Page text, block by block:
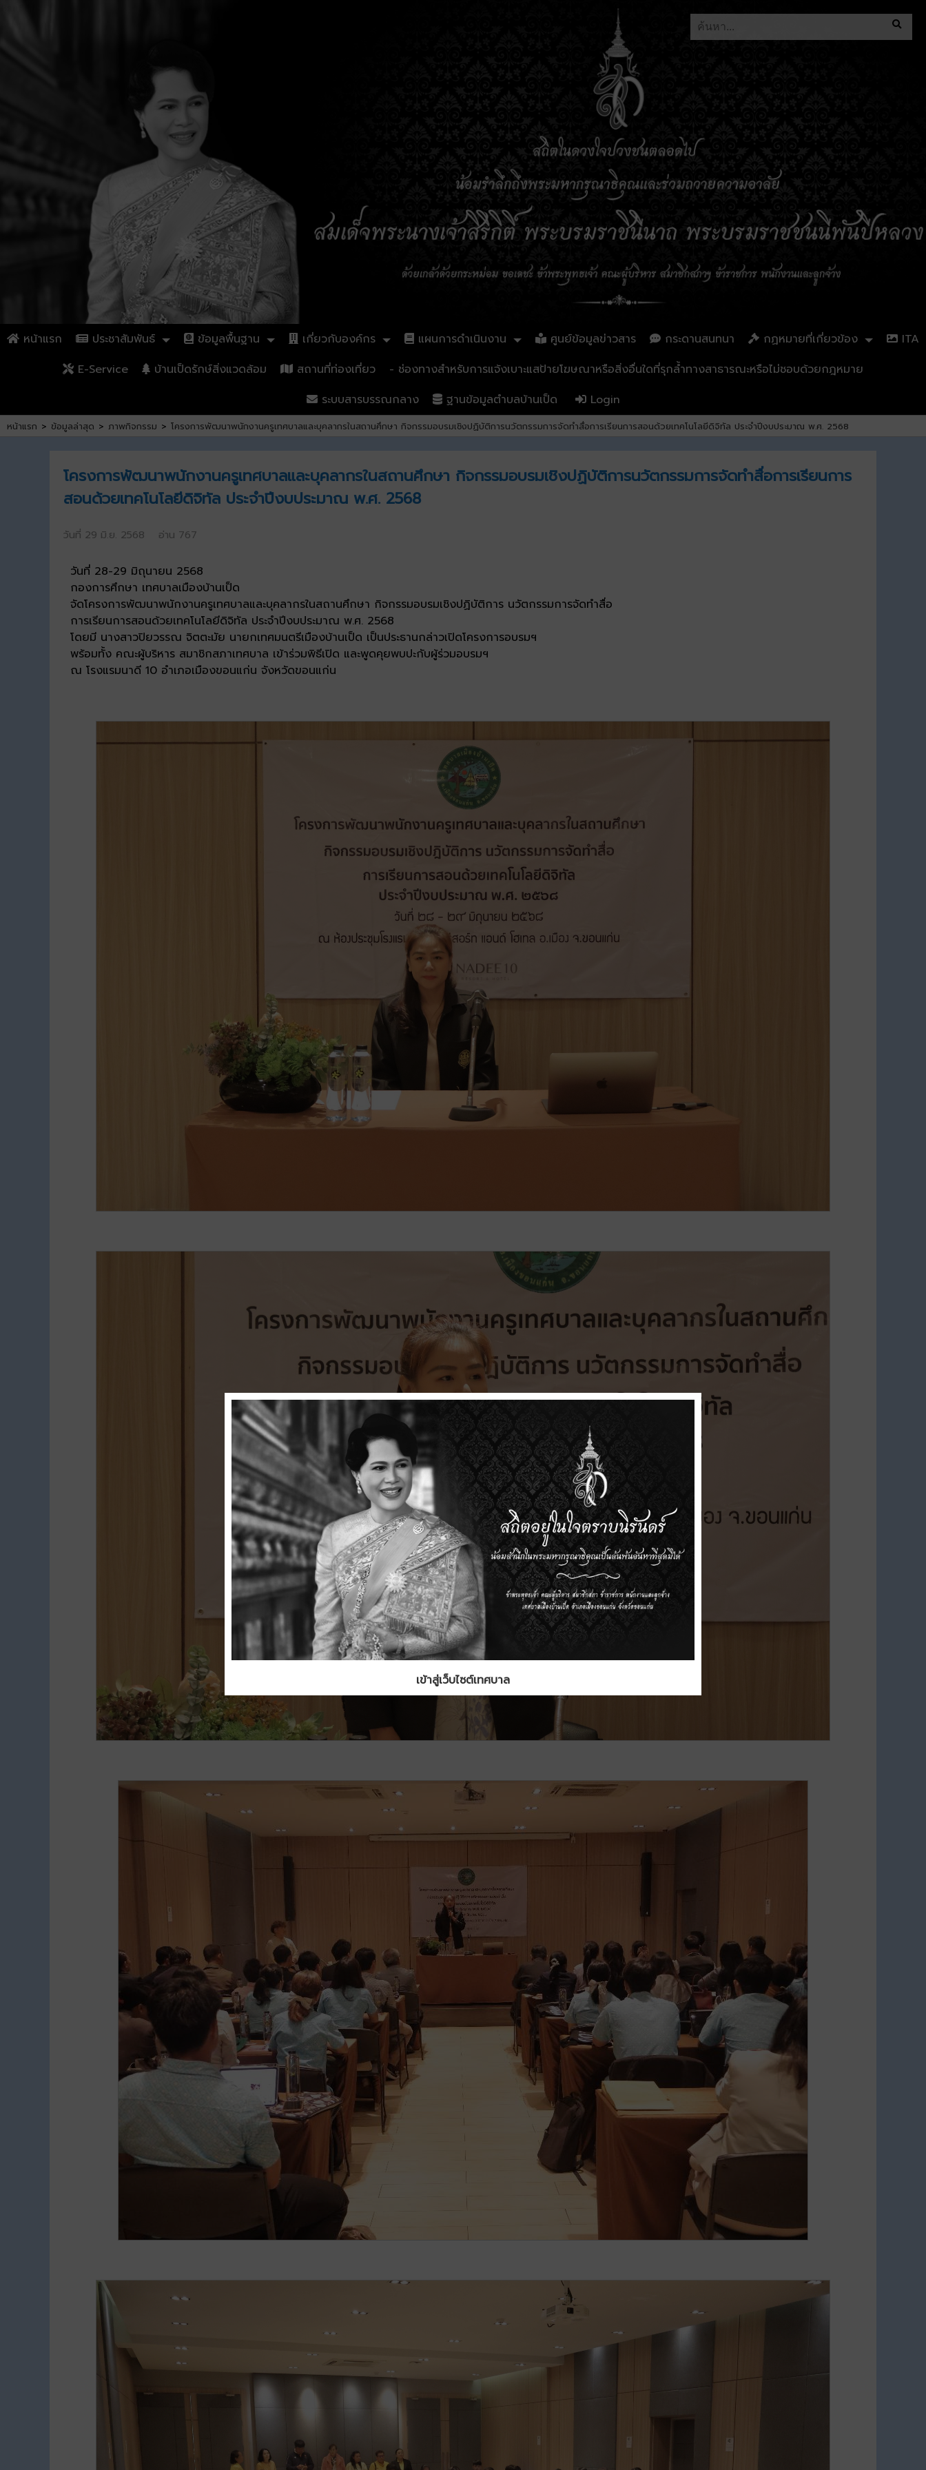
หน้าแรก ประชาสัมพันธ์ ข้อมูลพื้นฐาน เกี่ยวกับองค์กร แผนการดำเนินงาน ศูนย์ข้อมูลข่าวสาร กระดานสนทนา กฏหมายที่เกี่ยวข้อง
ITA
E-Service
บ้านเป็ดรักษ์สิ่งแวดล้อม สถานที่ท่องเที่ยว
- ช่องทางสำหรับการแจ้งเบาะแสป้ายโฆษณาหรือสิ่งอื่นใดที่รุกล้ำทางสาธารณะหรือไม่ชอบด้วยกฎหมาย
ระบบสารบรรณกลาง
ฐานข้อมูลตำบลบ้านเป็ด Login
หน้าแรก > ข้อมูลล่าสุด > ภาพกิจกรรม > โครงการพัฒนาพนักงานครูเทศบาลและบุคลากรในสถานศึกษา กิจกรรมอบรมเชิงปฏิบัติการนวัตกรรมการจัดทำสื่อการเรียนการสอนด้วยเทคโนโลยีดิจิทัล ประจำปีงบประมาณ พ.ศ. 2568
โครงการพัฒนาพนักงานครูเทศบาลและบุคลากรในสถานศึกษา กิจกรรมอบรมเชิงปฏิบัติการนวัตกรรมการจัดทำสื่อการเรียนการ
สอนด้วยเทคโนโลยีดิจิทัล ประจำปีงบประมาณ พ.ศ. 2568
วันที่ 29 มิ.ย. 2568 อ่าน 767
วันที่ 28-29 มิถุนายน 2568
กองการศึกษา เทศบาลเมืองบ้านเป็ด
จัดโครงการพัฒนาพนักงานครูเทศบาลและบุคลากรในสถานศึกษา กิจกรรมอบรมเชิงปฏิบัติการ นวัตกรรมการจัดทำสื่อ
การเรียนการสอนด้วยเทคโนโลยีดิจิทัล ประจำปีงบประมาณ พ.ศ. 2568
โดยมี นางสาวปิยวรรณ จิตตะมัย นายกเทศมนตรีเมืองบ้านเป็ด เป็นประธานกล่าวเปิดโครงการอบรมฯ
พร้อมทั้ง คณะผู้บริหาร สมาชิกสภาเทศบาล เข้าร่วมพิธีเปิด และพูดคุยพบปะกับผู้ร่วมอบรมฯ
ณ โรงแรมนาดี 10 อำเภอเมืองขอนแก่น จังหวัดขอนแก่น
เข้าสู่เว็บไซต์เทศบาล